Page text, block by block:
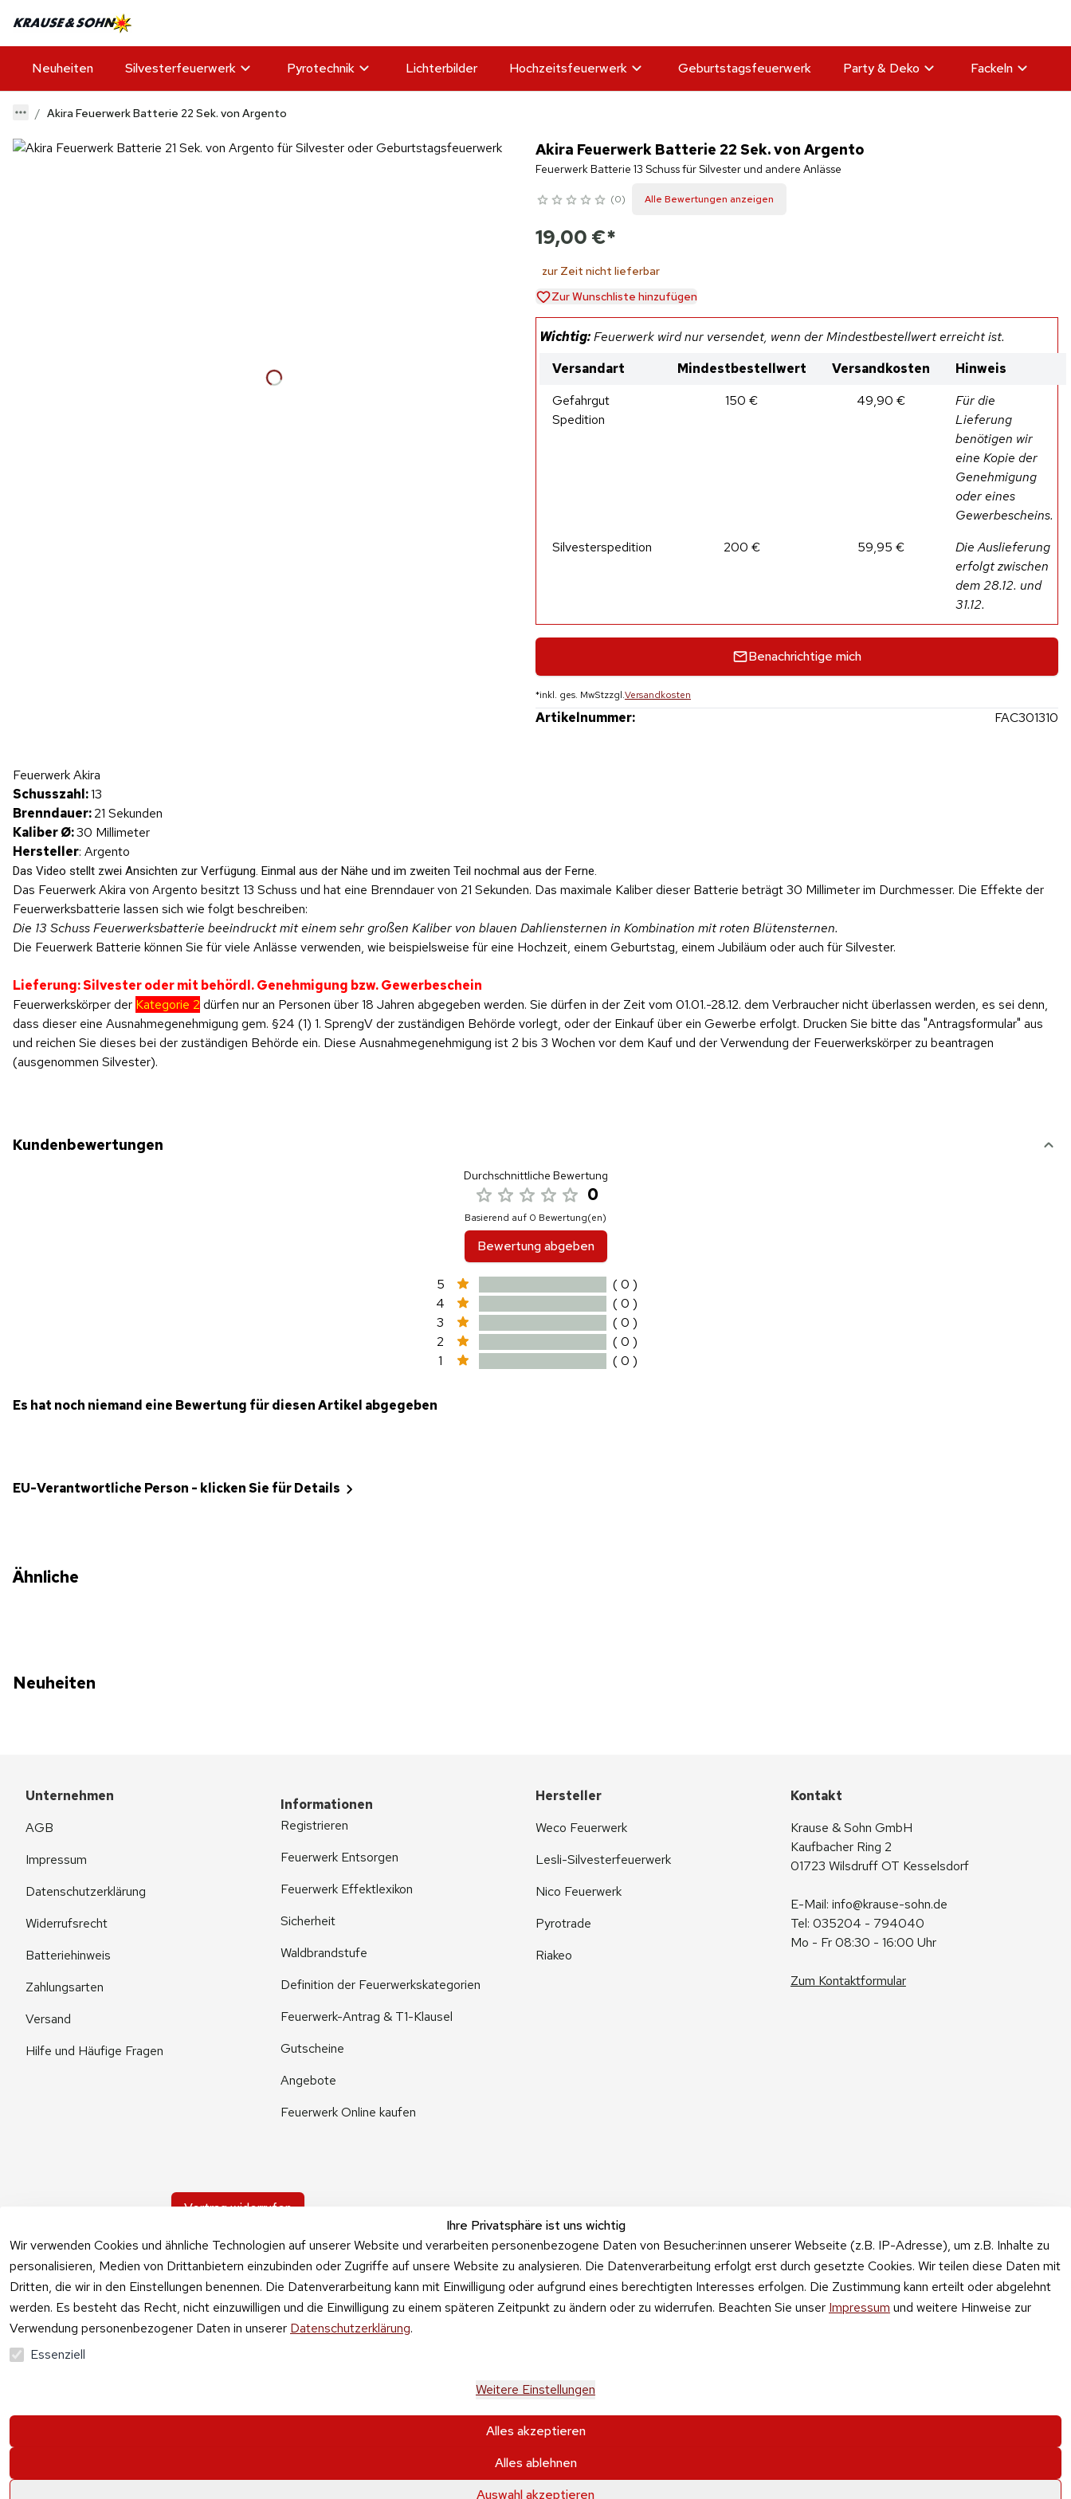
Neuheiten Silvesterfeuerwerk Pyrotechnik Lichterbilder Hochzeitsfeuerwerk Geburtstagsfeuerwerk Party & Deko Fackeln
Akira Feuerwerk Batterie 22 Sek. von Argento
Akira Feuerwerk Batterie 22 Sek. von Argento
Feuerwerk Batterie 13 Schuss für Silvester und andere Anlässe
0 Alle Bewertungen anzeigen
19,00 €*
zur Zeit nicht lieferbar
Zur Wunschliste hinzufügen
Wichtig:Feuerwerk wird nur versendet, wenn der Mindestbestellwert erreicht ist.
Versandart
Mindestbestellwert Versandkosten
Hinweis
Gefahrgut
Spedition
150 € 49,90 €
Für die
Lieferung
benötigen wir
eine Kopie der
Genehmigung
oder eines
Gewerbescheins.
Silvesterspedition
200 € 59,95 €
Die Auslieferung
erfolgt zwischen
dem 28.12. und
31.12.
Benachrichtige mich
*inkl. ges. MwStzzgl.Versandkosten
Artikelnummer: FAC301310
Produktvideo
Feuerwerk Akira
Schusszahl:13
Brenndauer:21 Sekunden
Kaliber Ø:30 Millimeter
Hersteller: Argento
Das Video stellt zwei Ansichten zur Verfügung. Einmal aus der Nähe und im zweiten Teil nochmal aus der Ferne.
Das Feuerwerk Akira von Argento besitzt 13 Schuss und hat eine Brenndauer von 21 Sekunden. Das maximale Kaliber dieser Batterie beträgt 30 Millimeter im Durchmesser. Die Effekte der
Feuerwerksbatterie lassen sich wie folgt beschreiben:
Die 13 Schuss Feuerwerksbatterie beeindruckt mit einem sehr großen Kaliber von blauen Dahliensternen in Kombination mit roten Blütensternen.
Die Feuerwerk Batterie können Sie für viele Anlässe verwenden, wie beispielsweise für eine Hochzeit, einem Geburtstag, einem Jubiläum oder auch für Silvester.
Lieferung: Silvester oder mit behördl. Genehmigung bzw. Gewerbeschein
Feuerwerkskörper der Kategorie 2 dürfen nur an Personen über 18 Jahren abgegeben werden. Sie dürfen in der Zeit vom 01.01.-28.12. dem Verbraucher nicht überlassen werden, es sei denn,
dass dieser eine Ausnahmegenehmigung gem. §24 (1) 1. SprengV der zuständigen Behörde vorlegt, oder der Einkauf über ein Gewerbe erfolgt. Drucken Sie bitte das "Antragsformular" aus
und reichen Sie dieses bei der zuständigen Behörde ein. Diese Ausnahmegenehmigung ist 2 bis 3 Wochen vor dem Kauf und der Verwendung der Feuerwerkskörper zu beantragen
(ausgenommen Silvester).
Kundenbewertungen
Durchschnittliche Bewertung
0
Basierend auf 0 Bewertung(en)
Bewertung abgeben
5
( 0 )
4
( 0 )
3
( 0 )
2
( 0 )
1
( 0 )
Es hat noch niemand eine Bewertung für diesen Artikel abgegeben
EU-Verantwortliche Person - klicken Sie für Details
Ähnliche
Neuheiten
Ihre Privatsphäre ist uns wichtig
Wir verwenden Cookies und ähnliche Technologien auf unserer Website und verarbeiten personenbezogene Daten von Besucher:innen unserer Webseite (z.B. IP-Adresse), um z.B. Inhalte zu
personalisieren, Medien von Drittanbietern einzubinden oder Zugriffe auf unsere Website zu analysieren. Die Datenverarbeitung erfolgt erst durch gesetzte Cookies. Wir teilen diese Daten mit
Dritten, die wir in den Einstellungen benennen. Die Datenverarbeitung kann mit Einwilligung oder aufgrund eines berechtigten Interesses erfolgen. Die Zustimmung kann erteilt oder abgelehnt
werden. Es besteht das Recht, nicht einzuwilligen und die Einwilligung zu einem späteren Zeitpunkt zu ändern oder zu widerrufen. Beachten Sie unser Impressum und weitere Hinweise zur
Verwendung personenbezogener Daten in unserer Datenschutzerklärung.
Essenziell
Weitere Einstellungen
Alles akzeptieren
Alles ablehnen
Auswahl akzeptieren
Unternehmen
AGB
Impressum
Datenschutzerklärung
Widerrufsrecht
Batteriehinweis
Zahlungsarten
Versand
Hilfe und Häufige Fragen
Informationen
Registrieren
Feuerwerk Entsorgen
Feuerwerk Effektlexikon
Sicherheit
Waldbrandstufe
Definition der Feuerwerkskategorien
Feuerwerk-Antrag & T1-Klausel
Gutscheine
Angebote
Feuerwerk Online kaufen
Hersteller
Weco Feuerwerk
Lesli-Silvesterfeuerwerk
Nico Feuerwerk
Pyrotrade
Riakeo
Kontakt
Krause & Sohn GmbH
Kaufbacher Ring 2
01723 Wilsdruff OT Kesselsdorf
E-Mail: info@krause-sohn.de
Tel: 035204 - 794040
Mo - Fr 08:30 - 16:00 Uhr
Zum Kontaktformular
Vertrag widerrufen
Alle Preise verstehen sich inkl. der gesetzlichen Mehrwertsteuer und
Krause & Sohn GmbH Kaufbacher Ring 2 01723 Wilsdruff OT Kesselsdorf